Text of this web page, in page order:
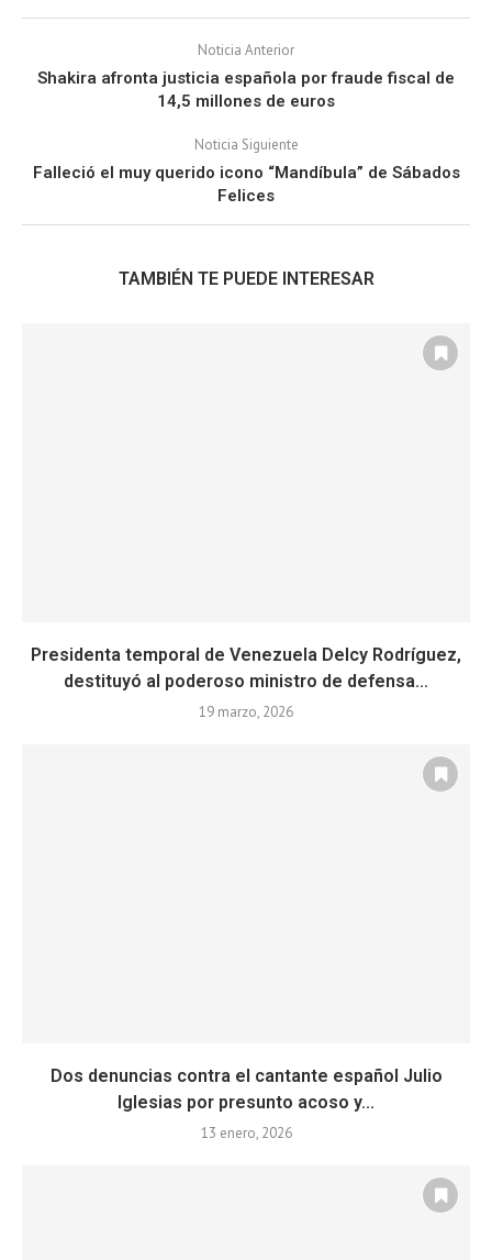
Noticia Anterior
Shakira afronta justicia española por fraude fiscal de
14,5 millones de euros
Noticia Siguiente
Falleció el muy querido icono “Mandíbula” de Sábados
Felices
TAMBIÉN TE PUEDE INTERESAR
Presidenta temporal de Venezuela Delcy Rodríguez,
destituyó al poderoso ministro de defensa...
19 marzo, 2026
Dos denuncias contra el cantante español Julio
Iglesias por presunto acoso y...
13 enero, 2026